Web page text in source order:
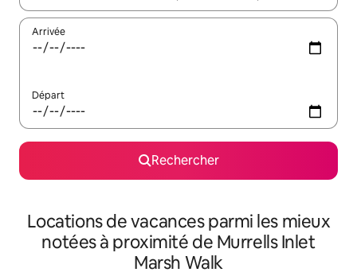
Arrivée
Départ
Rechercher
Locations de vacances parmi les mieux
notées à proximité de Murrells Inlet
Marsh Walk